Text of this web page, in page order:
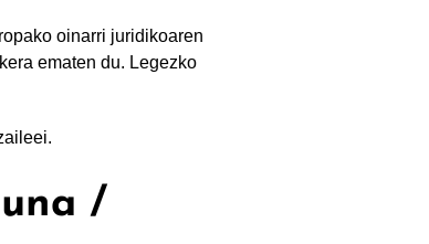
oinarri juridikoaren
ematen du. Legezko
/